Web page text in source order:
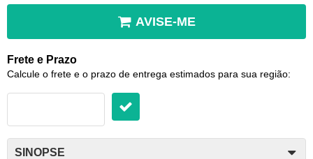
AVISE-ME
Frete e Prazo
Calcule o frete e o prazo de entrega estimados para sua região:
SINOPSE